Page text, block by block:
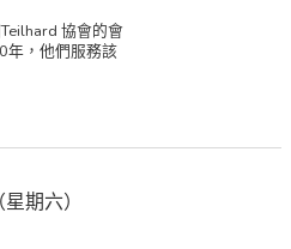
協會的會
年，他們服務該
期六）